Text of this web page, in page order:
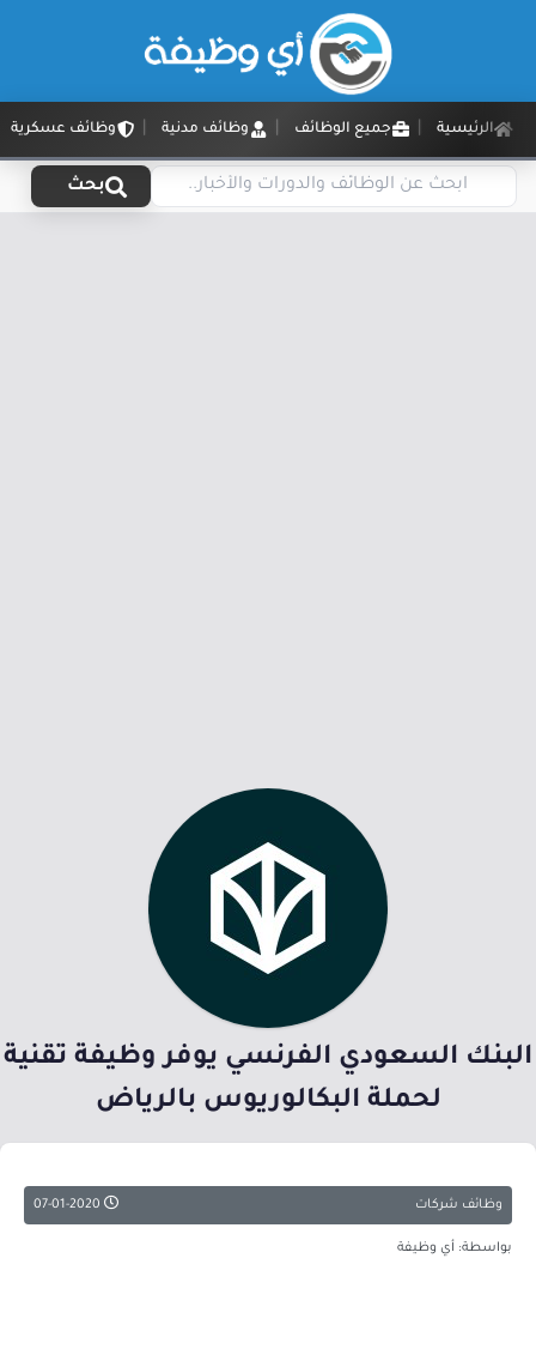
الرئيسية جميع الوظائف وظائف مدنية وظائف عسكرية
بحث
البنك السعودي الفرنسي يوفر وظيفة تقنية
لحملة البكالوريوس بالرياض
وظائف شركات
بواسطة: أي وظيفة